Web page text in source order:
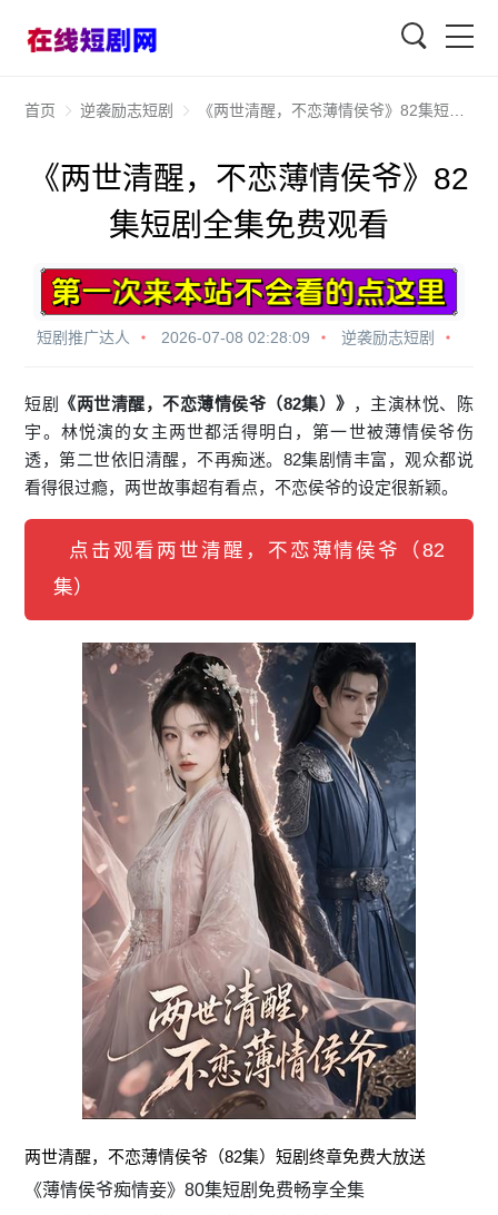
首页 逆袭励志短剧 《两世清醒，不恋薄情侯爷》82集短剧全集免费观看
《两世清醒，不恋薄情侯爷》82
集短剧全集免费观看
短剧推广达人 2026-07-08 02:28:09 逆袭励志短剧
短剧 《两世清醒，不恋薄情侯爷（82集）》 ，主演林悦、陈
宇。林悦演的女主两世都活得明白，第一世被薄情侯爷伤
透，第二世依旧清醒，不再痴迷。82集剧情丰富，观众都说
看得很过瘾，两世故事超有看点，不恋侯爷的设定很新颖。
点击观看两世清醒，不恋薄情侯爷（82
集）
两世清醒，不恋薄情侯爷（82集）短剧终章免费大放送
《薄情侯爷痴情妾》80集短剧免费畅享全集